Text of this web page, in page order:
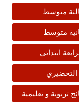
متوسط
متوسط
ابتدائي
تربوية و تعليمية